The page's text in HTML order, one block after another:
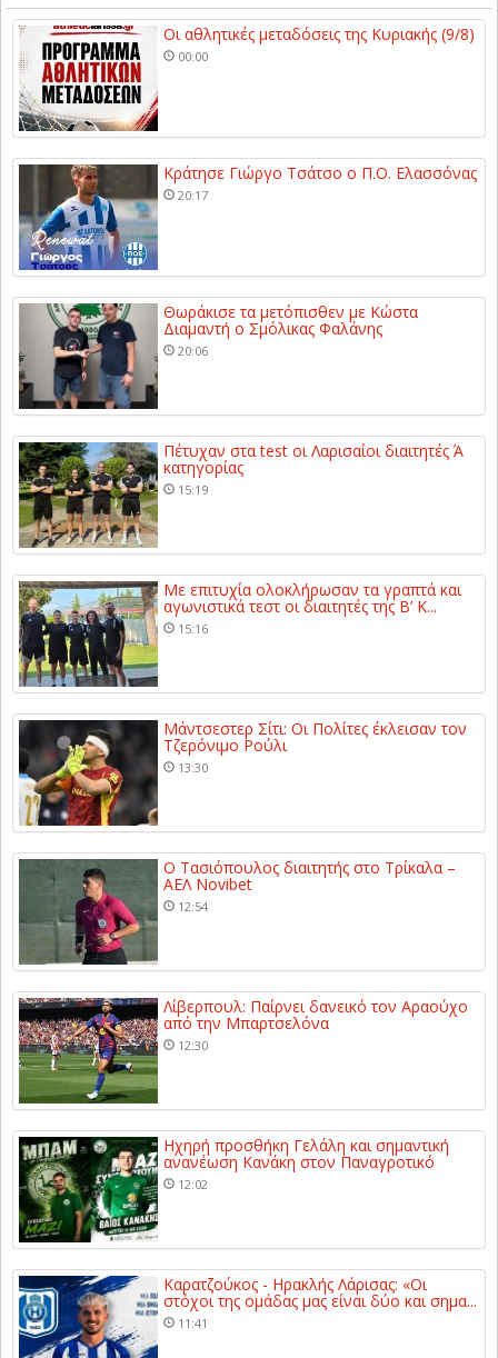
Οι αθλητικές μεταδόσεις της Κυριακής (9/8)
00:00
Κράτησε Γιώργο Τσάτσο ο Π.Ο. Ελασσόνας
20:17
Θωράκισε τα μετόπισθεν με Κώστα
Διαμαντή ο Σμόλικας Φαλάνης
20:06
Πέτυχαν στα test οι Λαρισαίοι διαιτητές Ά
κατηγορίας
15:19
Με επιτυχία ολοκλήρωσαν τα γραπτά και
αγωνιστικά τεστ οι διαιτητές της Β’ Κ...
15:16
Μάντσεστερ Σίτι: Οι Πολίτες έκλεισαν τον
Τζερόνιμο Ρούλι
13:30
Ο Τασιόπουλος διαιτητής στο Τρίκαλα –
ΑΕΛ Novibet
12:54
Λίβερπουλ: Παίρνει δανεικό τον Αραούχο
από την Μπαρτσελόνα
12:30
Ηχηρή προσθήκη Γελάλη και σημαντική
ανανέωση Κανάκη στον Παναγροτικό
12:02
Καρατζούκος - Ηρακλής Λάρισας: «Οι
στόχοι της ομάδας μας είναι δύο και σημα...
11:41